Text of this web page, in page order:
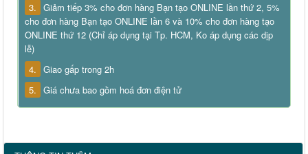
3. Giảm tiếp 3% cho đơn hàng Bạn tạo ONLINE lần thứ 2, 5%
cho đơn hàng Bạn tạo ONLINE lần 6 và 10% cho đơn hàng tạo
ONLINE thứ 12 (Chỉ áp dụng tại Tp. HCM, Ko áp dụng các dịp
lễ)
4. Giao gấp trong 2h
5. Giá chưa bao gồm hoá đơn điện tử